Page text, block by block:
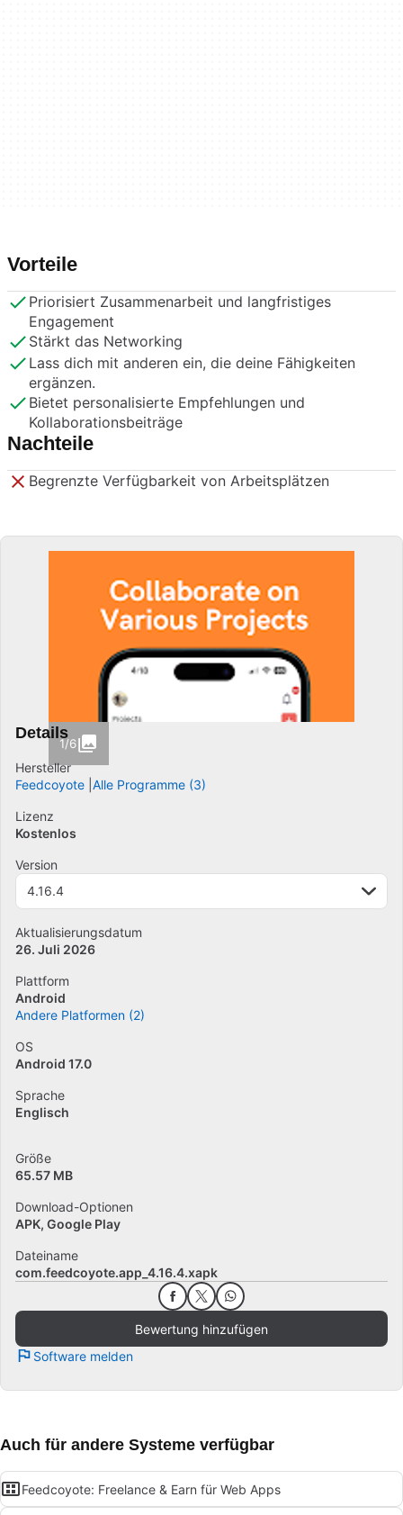
Vorteile
Priorisiert Zusammenarbeit und langfristiges
Engagement
Stärkt das Networking
Lass dich mit anderen ein, die deine Fähigkeiten
ergänzen.
Bietet personalisierte Empfehlungen und
Kollaborationsbeiträge
Nachteile
Begrenzte Verfügbarkeit von Arbeitsplätzen
1/6
Details
Hersteller
Feedcoyote Alle Programme (3)
Lizenz
Kostenlos
Version
4.16.4
Aktualisierungsdatum
26. Juli 2026
Plattform
Android
Andere Platformen (2)
OS
Android 17.0
Sprache
Englisch
Größe
65.57 MB
Download-Optionen
APK, Google Play
Dateiname
com.feedcoyote.app_4.16.4.xapk
Bewertung hinzufügen
Software melden
Auch für andere Systeme verfügbar
Feedcoyote: Freelance & Earn für Web Apps